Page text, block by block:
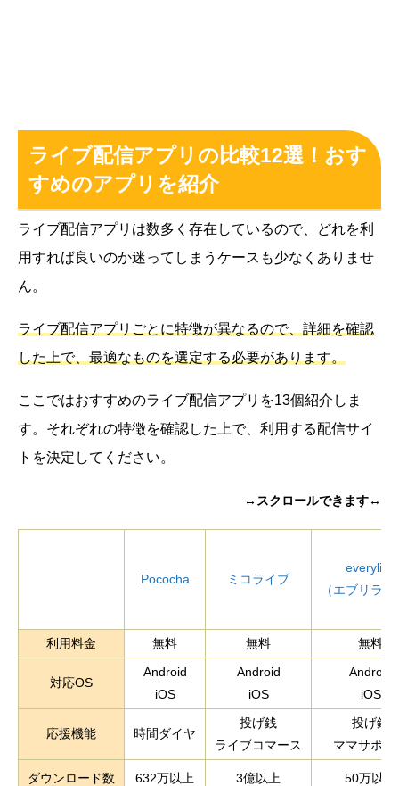
ライブ配信アプリの比較12選！おす
すめのアプリを紹介
ライブ配信アプリは数多く存在しているので、どれを利
用すれば良いのか迷ってしまうケースも少なくありませ
ん。
ライブ配信アプリごとに特徴が異なるので、詳細を確認
した上で、最適なものを選定する必要があります。
ここではおすすめのライブ配信アプリを13個紹介しま
す。それぞれの特徴を確認した上で、利用する配信サイ
トを決定してください。
↔スクロールできます↔
Pococha ミコライブ
everylive
（エブリラ
利用料金 無料 無料 無料
対応OS
Android
iOS
Android
iOS
Android
iOS
応援機能 時間ダイヤ
投げ銭
ライブコマース
投げ銭
ママサポー
ダウンロード数 632万以上 3億以上 50万以上